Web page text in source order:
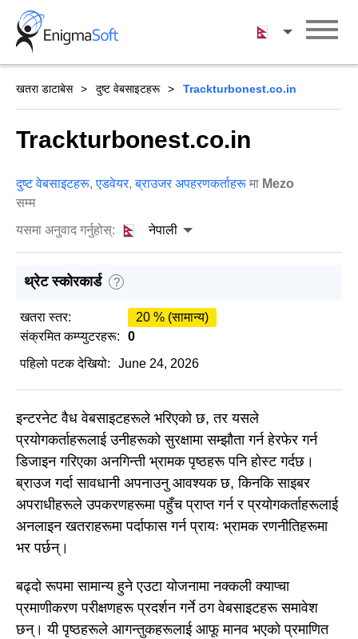
Skip
content
नेपाली
खतरा डाटाबेस दुष्ट वेबसाइटहरू Trackturbonest.co.in
Trackturbonest.co.in
दुष्ट वेबसाइटहरू,एडवेयर,ब्राउजर अपहरणकर्ताहरू मा Mezo
सम्म
यसमा अनुवाद गर्नुहोस्:
नेपाली
थ्रेट स्कोरकार्ड ?
खतरा स्तर:
20 % (सामान्य)
संक्रमित कम्प्युटरहरू:
0
पहिलो पटक देखियो:
June 24, 2026
इन्टरनेट वैध वेबसाइटहरूले भरिएको छ, तर यसले
प्रयोगकर्ताहरूलाई उनीहरूको सुरक्षामा सम्झौता गर्न हेरफेर गर्न
डिजाइन गरिएका अनगिन्ती भ्रामक पृष्ठहरू पनि होस्ट गर्दछ।
ब्राउज गर्दा सावधानी अपनाउनु आवश्यक छ, किनकि साइबर
अपराधीहरूले उपकरणहरूमा पहुँच प्राप्त गर्न र प्रयोगकर्ताहरूलाई
अनलाइन खतराहरूमा पर्दाफास गर्न प्रायः भ्रामक रणनीतिहरूमा
भर पर्छन्।
बढ्दो रूपमा सामान्य हुने एउटा योजनामा नक्कली क्याप्चा
प्रमाणीकरण परीक्षणहरू प्रदर्शन गर्ने ठग वेबसाइटहरू समावेश
छन्। यी पृष्ठहरूले आगन्तुकहरूलाई आफू मानव भएको प्रमाणित